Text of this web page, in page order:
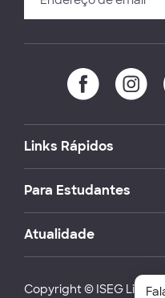
Links Rápidos
Para Estudantes
Atualidade
Copyright © ISEG Lisbon